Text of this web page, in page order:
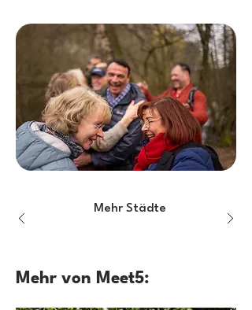
Mehr Städte
Mehr von Meet5: